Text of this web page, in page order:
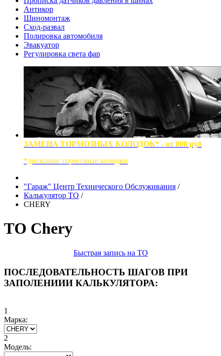
Антикор
Шиномонтаж
Сход-развал
Полировка автомобиля
Эвакуатор
Регулировка света фар
ЗАМЕНА ТОРМОЗНЫХ КОЛОДОК* - от 800 руб
*дисковые тормозные колодки
"Гараж" Центр Технического Обслуживания /
Калькулятор ТО /
CHERY
ТО Chery
Быстрая запись на ТО
ПОСЛЕДОВАТЕЛЬНОСТЬ ШАГОВ ПРИ
ЗАПОЛЕНИИИ КАЛЬКУЛЯТОРА:
1
Марка:
2
Модель: